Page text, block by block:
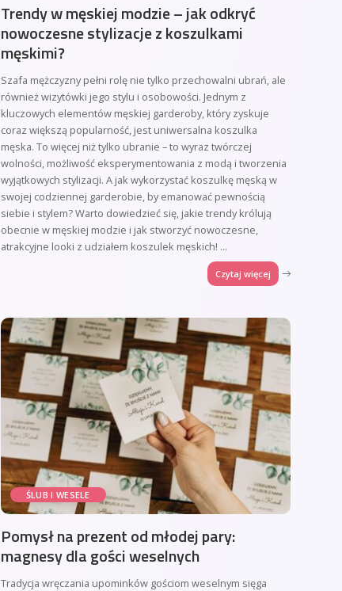
Trendy w męskiej modzie – jak odkryć
nowoczesne stylizacje z koszulkami
męskimi?
Szafa mężczyzny pełni rolę nie tylko przechowalni ubrań, ale
również wizytówki jego stylu i osobowości. Jednym z
kluczowych elementów męskiej garderoby, który zyskuje
coraz większą popularność, jest uniwersalna koszulka
męska. To więcej niż tylko ubranie – to wyraz twórczej
wolności, możliwość eksperymentowania z modą i tworzenia
wyjątkowych stylizacji. A jak wykorzystać koszulkę męską w
swojej codziennej garderobie, by emanować pewnością
siebie i stylem? Warto dowiedzieć się, jakie trendy królują
obecnie w męskiej modzie i jak stworzyć nowoczesne,
atrakcyjne looki z udziałem koszulek męskich! ...
Czytaj więcej
ŚLUB I WESELE
Pomysł na prezent od młodej pary:
magnesy dla gości weselnych
Tradycja wręczania upominków gościom weselnym sięga